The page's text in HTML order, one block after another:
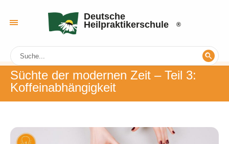
Deutsche
Heilpraktikerschule
Süchte der modernen Zeit – Teil 3:
Koffeinabhängigkeit